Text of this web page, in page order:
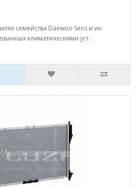
семейства Daewoo Sens и их
климатическими уст..